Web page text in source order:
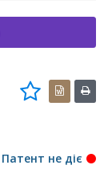
Патент не діє